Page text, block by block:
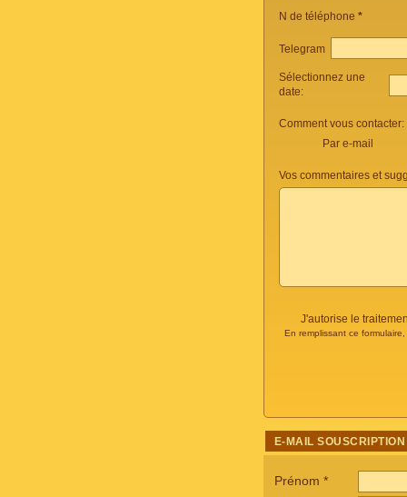
N de téléphone *
Telegram
Sélectionnez une
date:
Comment vous contacter:
Par e-mail
Vos commentaires et
J'autorise le
En remplissant ce
E-MAIL SOUSCRIPTION
Prénom *